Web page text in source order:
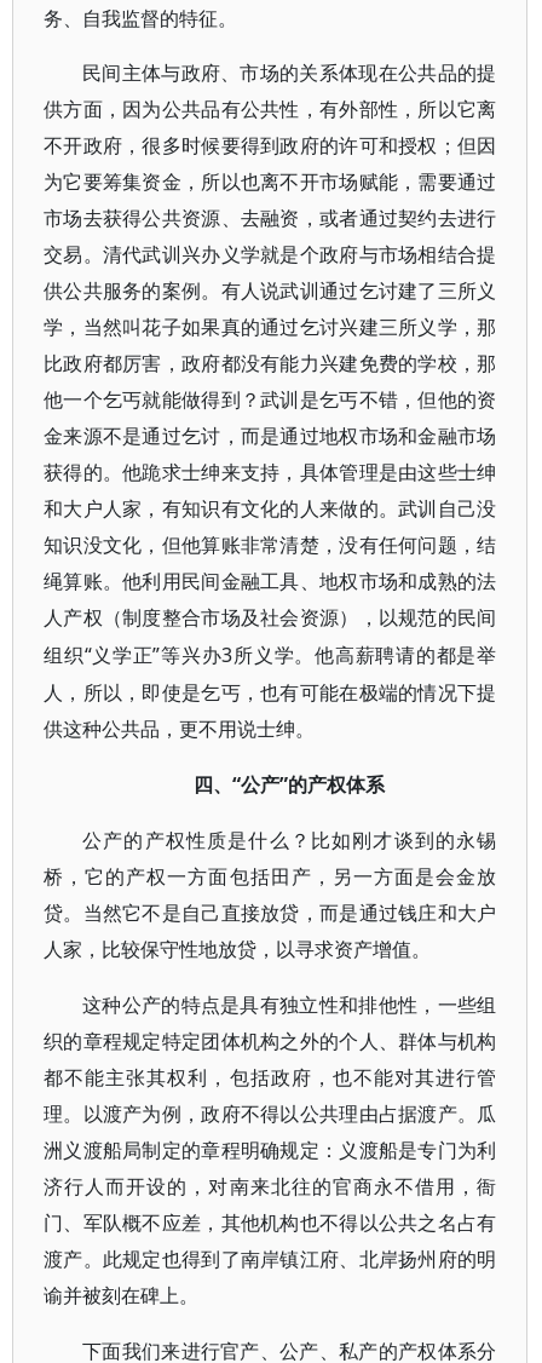
务、自我监督的特征。
民间主体与政府、市场的关系体现在公共品的提
供方面，因为公共品有公共性，有外部性，所以它离
不开政府，很多时候要得到政府的许可和授权；但因
为它要筹集资金，所以也离不开市场赋能，需要通过
市场去获得公共资源、去融资，或者通过契约去进行
交易。清代武训兴办义学就是个政府与市场相结合提
供公共服务的案例。有人说武训通过乞讨建了三所义
学，当然叫花子如果真的通过乞讨兴建三所义学，那
比政府都厉害，政府都没有能力兴建免费的学校，那
他一个乞丐就能做得到？武训 是乞丐不错，但他的资
金来源不是通过乞讨，而是通过地权市场和金融市场
获得的。他跪求士绅来支持，具体管理是由这些士绅
和大户人家，有知识有文化的人来做的。武训自己没
知识没文化，但他算账非常清楚，没有任何问题，结
绳算账。他利用民间金融工具、地权市场和成熟的法
人产权（制度整合市场及社会资源），以规范的民间
组织“义学正”等兴办3所义学。他高薪聘请的都是举
人，所以，即使是乞丐，也有可能在极端的情况下提
供这种公共品，更不用说士绅。
四、“公产”的产权体系
公产的产权性质是什么？比如刚才谈到的永锡
桥，它的产权一方面包括田产，另一方面是会金放
贷。当然它不是自己直接放贷，而是通过钱庄和大户
人家，比较保守性地放贷，以寻求资产增值。
这种公产的特点是具有独立性和排他性，一些组
织的章程规定特定团体机构之外的个人、群体与机构
都不能主张其权利，包括政府，也不能对其进行管
理。以渡产为例，政府不得以公共理由占据渡产。瓜
洲义渡船局制定的章程明确规定：义渡船是专门为利
济行人而开设的，对南来北往的官商永不借用，衙
门、军队概不应差，其他机构也不得以公共之名占有
渡产。此规定也得到了南岸镇江府、北岸扬州府的明
谕并被刻在碑上。
下面我们来进行官产、公产、私产的产权体系分